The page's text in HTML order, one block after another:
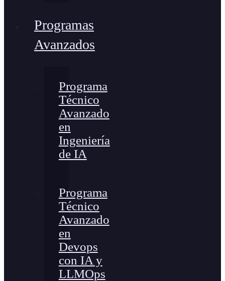
Programas
Avanzados
Programa
Técnico
Avanzado
en
Ingeniería
de IA
Programa
Técnico
Avanzado
en
Devops
con IA y
LLMOps